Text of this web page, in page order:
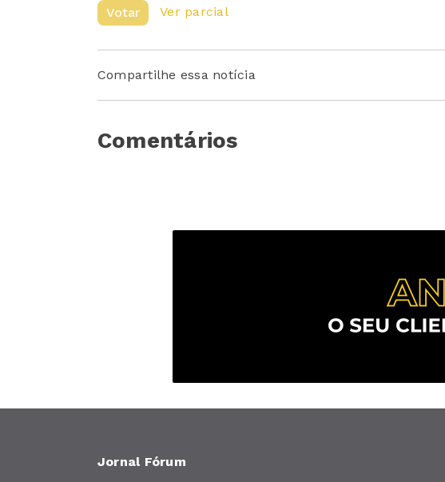
Votar
Ver parcial
Compartilhe essa notícia
Comentários
Jornal Fórum